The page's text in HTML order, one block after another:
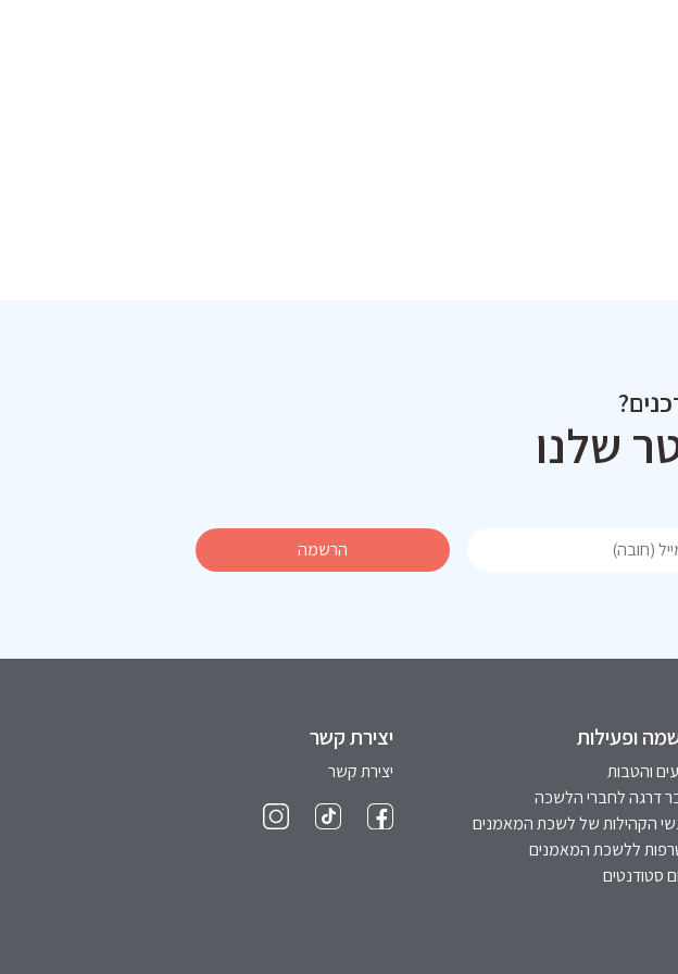
שלנו
ופעילות
והטבות
דרגה לחברי הלשכה
הקהילות של לשכת המאמנים
ללשכת המאמנים
סטודנטים
יצירת קשר
יצירת קשר